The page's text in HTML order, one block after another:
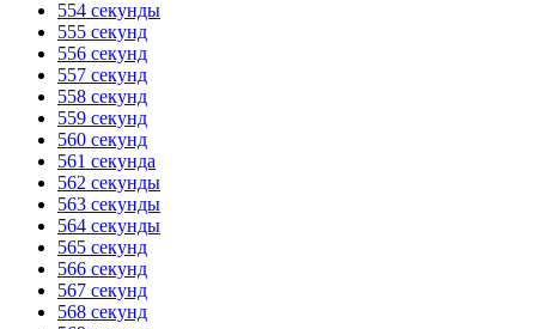
554 секунды
555 секунд
556 секунд
557 секунд
558 секунд
559 секунд
560 секунд
561 секунда
562 секунды
563 секунды
564 секунды
565 секунд
566 секунд
567 секунд
568 секунд